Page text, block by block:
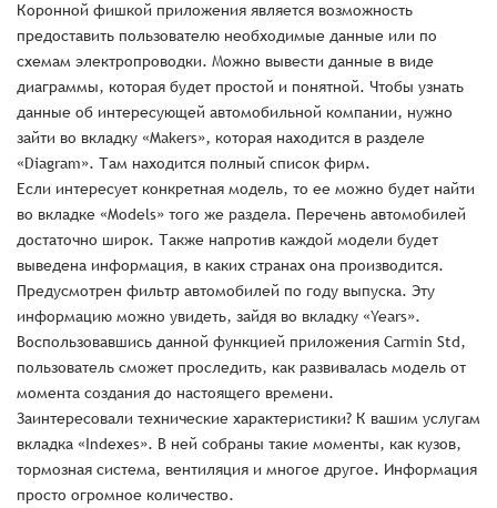
Коронной фишкой приложения является возможность
предоставить пользователю необходимые данные или по
схемам электропроводки. Можно вывести данные в виде
диаграммы, которая будет простой и понятной. Чтобы узнать
данные об интересующей автомобильной компании, нужно
зайти во вкладку «Makers», которая находится в разделе
«Diagram». Там находится полный список фирм.
Если интересует конкретная модель, то ее можно будет найти
во вкладке «Models» того же раздела. Перечень автомобилей
достаточно широк. Также напротив каждой модели будет
выведена информация, в каких странах она производится.
Предусмотрен фильтр автомобилей по году выпуска. Эту
информацию можно увидеть, зайдя во вкладку «Years».
Воспользовавшись данной функцией приложения Carmin Std,
пользователь сможет проследить, как развивалась модель от
момента создания до настоящего времени.
Заинтересовали технические характеристики? К вашим услугам
вкладка «Indexes». В ней собраны такие моменты, как кузов,
тормозная система, вентиляция и многое другое. Информация
просто огромное количество.